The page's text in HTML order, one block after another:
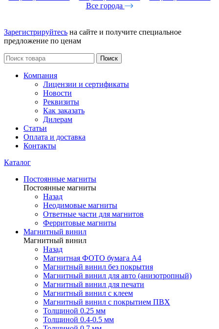
Все города
Зарегистрируйтесь на сайте и получите специальное
предложение по ценам
Поиск
Компания
Лицензии и сертификаты
Новости
Реквизиты
Как заказать
Дилерам
Статьи
Оплата и доставка
Контакты
Каталог
Постоянные магниты
Постоянные магниты
Назад
Неодимовые магниты
Ответные части для магнитов
Ферритовые магниты
Магнитный винил
Магнитный винил
Назад
Магнитная ФОТО бумага А4
Магнитный винил без покрытия
Магнитный винил для авто (анизотропный)
Магнитный винил для печати
Магнитный винил с клеем
Магнитный винил с покрытием ПВХ
Толщиной 0.25 мм
Толщиной 0.4-0.5 мм